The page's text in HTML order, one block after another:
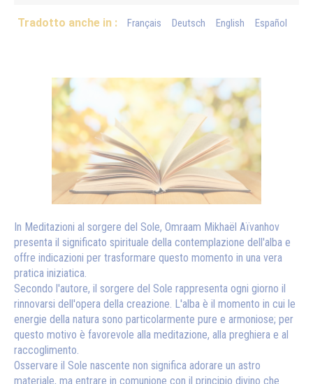
Tradotto anche in : Français Deutsch English Español
In Meditazioni al sorgere del Sole, Omraam Mikhaël Aïvanhov
presenta il significato spirituale della contemplazione dell'alba e
offre indicazioni per trasformare questo momento in una vera
pratica iniziatica.
Secondo l'autore, il sorgere del Sole rappresenta ogni giorno il
rinnovarsi dell'opera della creazione. L'alba è il momento in cui le
energie della natura sono particolarmente pure e armoniose; per
questo motivo è favorevole alla meditazione, alla preghiera e al
raccoglimento.
Osservare il Sole nascente non significa adorare un astro
materiale, ma entrare in comunione con il principio divino che